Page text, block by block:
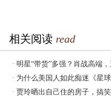
相关阅读 read
· 明星“带货”多强？肖战高端，
· 为什么美国人如此痴迷《星
· 贾玲晒出自己住的房子，搞